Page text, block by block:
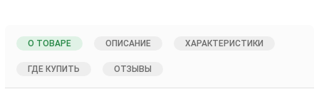
О ТОВАРЕ ОПИСАНИЕ ХАРАКТЕРИСТИКИ
ГДЕ КУПИТЬ ОТЗЫВЫ